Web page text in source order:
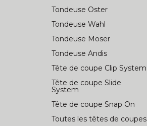
Tondeuse Oster
Tondeuse Wahl
Tondeuse Moser
Tondeuse Andis
Tête de coupe Clip System
Tête de coupe Slide
System
Tête de coupe Snap On
Toutes les têtes de coupes